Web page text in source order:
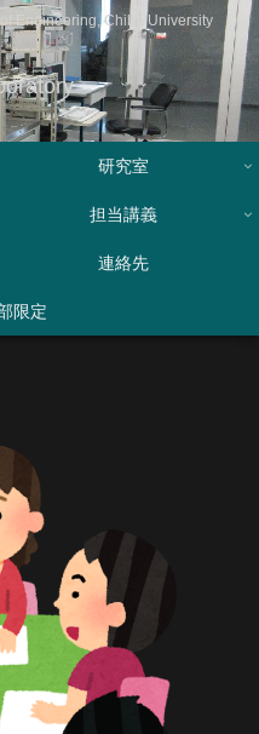
Engineering, Chiba University
研究室
担当講義
連絡先
限定